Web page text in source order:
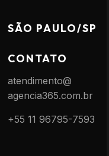
SÃO PAULO/SP
CONTATO
atendimento@
agencia365.com.br
+55 11 96795-7593